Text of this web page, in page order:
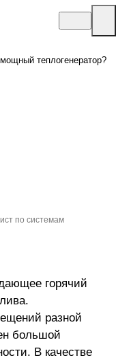
теплогенератор?
по системам
горячий
разной
большой
В качестве